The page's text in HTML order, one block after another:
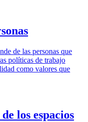
de las personas que
políticas de trabajo
como valores que
los espacios